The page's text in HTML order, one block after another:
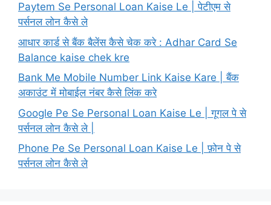
Paytem Se Personal Loan Kaise Le | पेटीएम से
पर्सनल लोन कैसे ले
आधार कार्ड से बैंक बैलेंस कैसे चेक करे : Adhar Card Se
Balance kaise chek kre
Bank Me Mobile Number Link Kaise Kare | बैंक
अकाउंट में मोबाईल नंबर कैसे लिंक करे
Google Pe Se Personal Loan Kaise Le | गूगल पे से
पर्सनल लोन कैसे ले |
Phone Pe Se Personal Loan Kaise Le | फ़ोन पे से
पर्सनल लोन कैसे ले